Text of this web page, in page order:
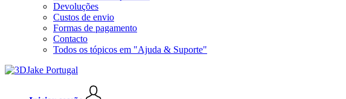
Devoluções
Custos de envio
Formas de pagamento
Contacto
Todos os tópicos em "Ajuda & Suporte"